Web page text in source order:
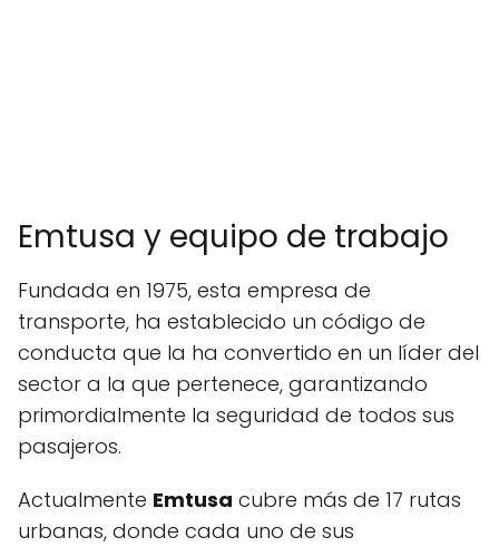
Emtusa y equipo de trabajo
Fundada en 1975, esta empresa de
transporte, ha establecido un código de
conducta que la ha convertido en un líder del
sector a la que pertenece, garantizando
primordialmente la seguridad de todos sus
pasajeros.
Actualmente Emtusa cubre más de 17 rutas
urbanas, donde cada uno de sus